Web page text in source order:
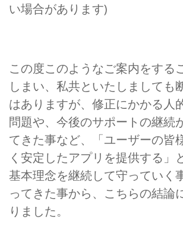
い場合があります)
この度このようなご案内をする
しまい、私共といたしましても
はありますが、修正にかかる人
問題や、今後のサポートの継続
てきた事など、「ユーザーの皆
く安定したアプリを提供する」
基本理念を継続して守っていく
ってきた事から、こちらの結論
りました。